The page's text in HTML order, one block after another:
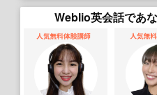
Weblio英会話であ